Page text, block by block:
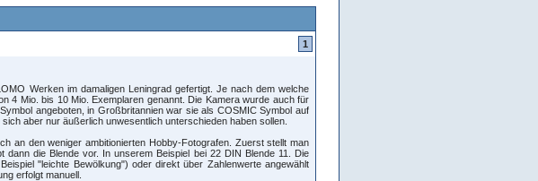
1
Werken im damaligen Leningrad gefertigt. Je nach dem welche
4 Mio. bis 10 Mio. Exemplaren genannt. Die Kamera wurde auch für
angeboten, in Großbritannien war sie als COSMIC Symbol auf
aber nur äußerlich unwesentlich unterschieden haben sollen.
an den weniger ambitionierten Hobby-Fotografen. Zuerst stellt man
die Blende vor. In unserem Beispiel bei 22 DIN Blende 11. Die
"leichte Bewölkung") oder direkt über Zahlenwerte angewählt
erfolgt manuell.